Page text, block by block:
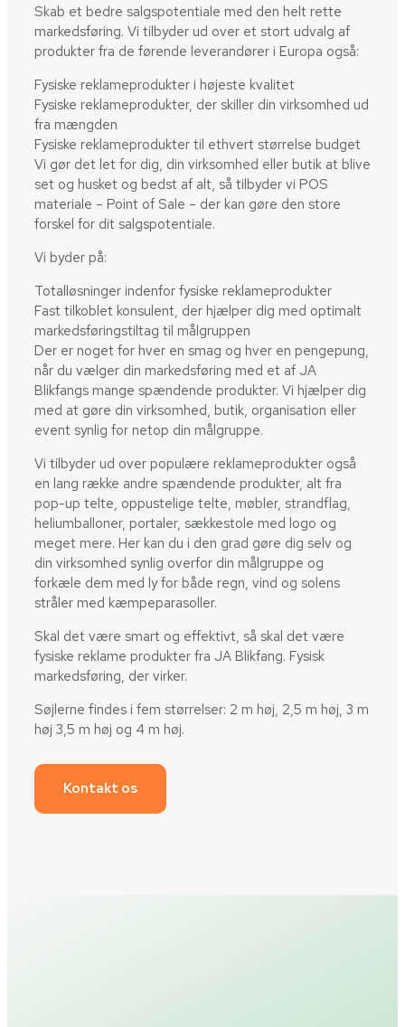
Skab et bedre salgspotentiale med den helt rette
markedsføring. Vi tilbyder ud over et stort udvalg af
produkter fra de førende leverandører i Europa også:
Fysiske reklameprodukter i højeste kvalitet
Fysiske reklameprodukter, der skiller din virksomhed ud
fra mængden
Fysiske reklameprodukter til ethvert størrelse budget
Vi gør det let for dig, din virksomhed eller butik at blive
set og husket og bedst af alt, så tilbyder vi POS
materiale – Point of Sale – der kan gøre den store
forskel for dit salgspotentiale.
Vi byder på:
Totalløsninger indenfor fysiske reklameprodukter
Fast tilkoblet konsulent, der hjælper dig med optimalt
markedsføringstiltag til målgruppen
Der er noget for hver en smag og hver en pengepung,
når du vælger din markedsføring med et af JA
Blikfangs mange spændende produkter. Vi hjælper dig
med at gøre din virksomhed, butik, organisation eller
event synlig for netop din målgruppe.
Vi tilbyder ud over populære reklameprodukter også
en lang række andre spændende produkter, alt fra
pop-up telte, oppustelige telte, møbler, strandflag,
heliumballoner, portaler, sækkestole med logo og
meget mere. Her kan du i den grad gøre dig selv og
din virksomhed synlig overfor din målgruppe og
forkæle dem med ly for både regn, vind og solens
stråler med kæmpeparasoller.
Skal det være smart og effektivt, så skal det være
fysiske reklame produkter fra JA Blikfang. Fysisk
markedsføring, der virker.
Søjlerne findes i fem størrelser: 2 m høj, 2,5 m høj, 3 m
høj 3,5 m høj og 4 m høj.
Kontakt os